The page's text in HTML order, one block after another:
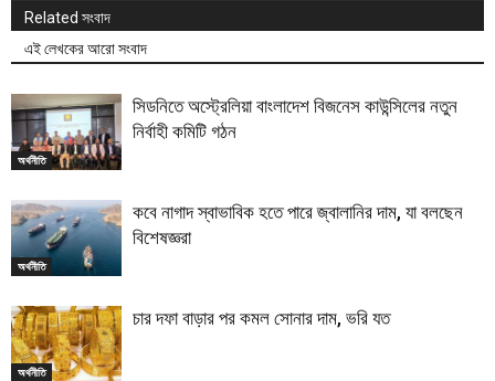
Related সংবাদ
এই লেখকের আরো সংবাদ
অর্থনীতি
সিডনিতে অস্ট্রেলিয়া বাংলাদেশ বিজনেস কাউন্সিলের নতুন
নির্বাহী কমিটি গঠন
অর্থনীতি
কবে নাগাদ স্বাভাবিক হতে পারে জ্বালানির দাম, যা বলছেন
বিশেষজ্ঞরা
অর্থনীতি
চার দফা বাড়ার পর কমল সোনার দাম, ভরি যত